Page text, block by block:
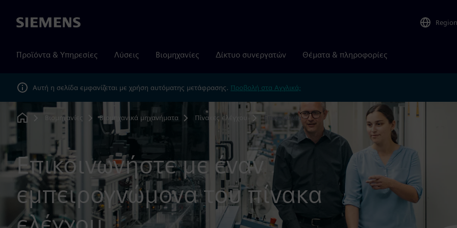
Siemens Region
Προϊόντα & Υπηρεσίες Λύσεις Βιομηχανίες Δίκτυο συνεργατών Θέματα & πληροφορίες
Αυτή η σελίδα εμφανίζεται με χρήση αυτόματης μετάφρασης. Προβολή στα Αγγλικά;
Home
Βιομηχανίες Βιομηχανικά μηχανήματα Πίνακες ελέγχου Επικοινωνία
Επικοινωνήστε με έναν
εμπειρογνώμονα του πίνακα